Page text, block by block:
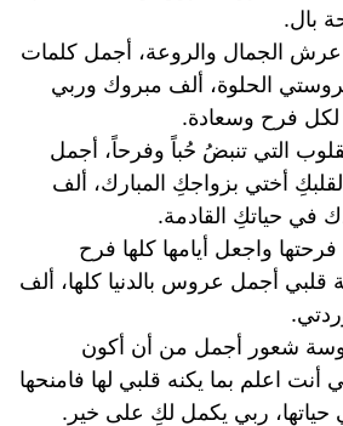
بال.
عرش الجمال والروعة، أجمل كلمات
الحلوة، ألف مبروك وربي
لكل فرح وسعادة.
التي تنبضُ حُباً وفرحاً، أجمل
أختي بزواجكِ المبارك، ألف
في حياتكِ القادمة.
واجعل أيامها كلها فرح
قلبي أجمل عروس بالدنيا كلها، ألف
شعور أجمل من أن أكون
اعلم بما يكنه قلبي لها فامنحها
حياتها، ربي يكمل لكِ على خير.